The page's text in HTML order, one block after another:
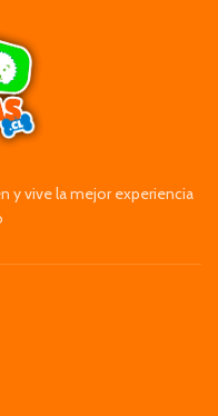
y vive la mejor experiencia